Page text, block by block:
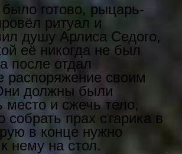
было готово, рыцарь-
ритуал и
душу Арлиса Седого,
её никогда не был
после отдал
распоряжение своим
должны были
место и сжечь тело,
собрать прах старика в
в конце нужно
нему на стол.